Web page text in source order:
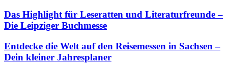
Das Highlight für Leseratten und Literaturfreunde –
Die Leipziger Buchmesse
Entdecke die Welt auf den Reisemessen in Sachsen –
Dein kleiner Jahresplaner